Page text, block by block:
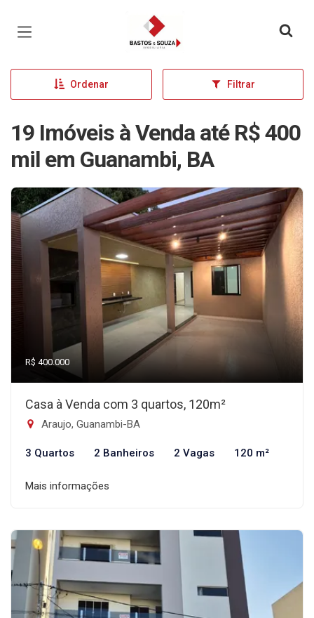
Página inicial
Ordenar Filtrar
19 Imóveis à Venda até R$ 400
mil em Guanambi, BA
R$ 400.000
Casa à Venda com 3 quartos, 120m²
Araujo, Guanambi-BA
3 Quartos 2 Banheiros 2 Vagas 120 m²
Mais informações